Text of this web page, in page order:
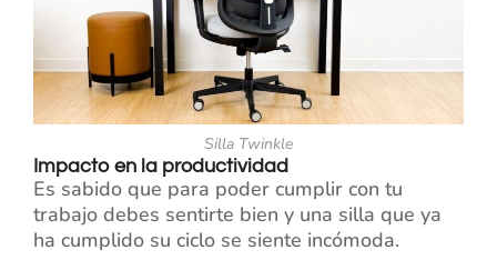
Silla Twinkle
Impacto en la productividad
Es sabido que para poder cumplir con tu
trabajo debes sentirte bien y una silla que ya
ha cumplido su ciclo se siente incómoda.